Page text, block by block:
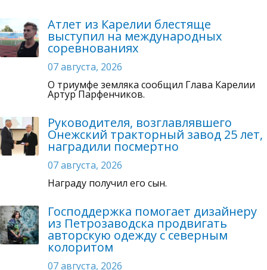
Атлет из Карелии блестяще
выступил на международных
соревнованиях
07 августа, 2026
О триумфе земляка сообщил Глава Карелии
Артур Парфенчиков.
Руководителя, возглавлявшего
Онежский тракторный завод 25 лет,
наградили посмертно
07 августа, 2026
Награду получил его сын.
Господдержка помогает дизайнеру
из Петрозаводска продвигать
авторскую одежду с северным
колоритом
07 августа, 2026